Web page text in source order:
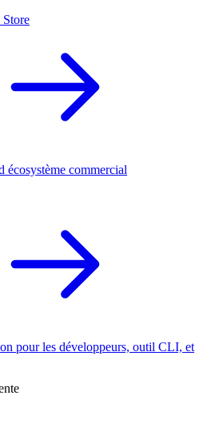
écosystème commercial
pour les développeurs, outil CLI, et